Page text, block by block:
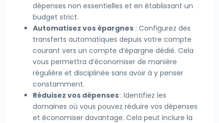
dépenses non essentielles et en établissant un
budget strict.
Automatisez vos épargnes : Configurez des
transferts automatiques depuis votre compte
courant vers un compte d’épargne dédié. Cela
vous permettra d’économiser de manière
régulière et disciplinée sans avoir à y penser
constamment.
Réduisez vos dépenses : Identifiez les
domaines où vous pouvez réduire vos dépenses
et économiser davantage. Cela peut inclure la